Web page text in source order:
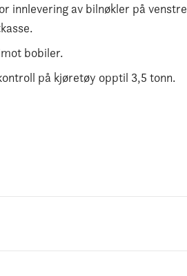
innlevering av bilnøkler på venstre
bobiler.
på kjøretøy opptil 3,5 tonn.